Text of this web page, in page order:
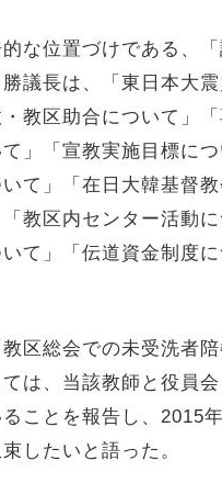
な位置づけである、
議長は、「東日本大震
・教区助合について」
」「宣教実施目標に
いて」「在日大韓基督
教区内センター活動
いて」「伝道資金制度
区総会での未受洗者陪
は、当該教師と役員
ことを報告し、2015
したいと語った。